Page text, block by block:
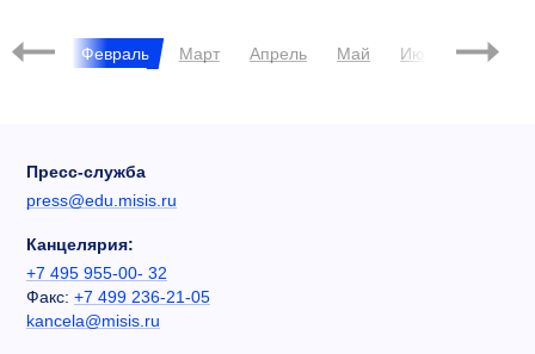
Февраль Март Апрель Май Июнь Июль
Пресс-служба
press@edu.misis.ru
Канцелярия:
+7 495 955-00- 32
Факс: +7 499 236-21-05
kancela@misis.ru